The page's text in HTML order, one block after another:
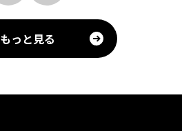
もっと見る